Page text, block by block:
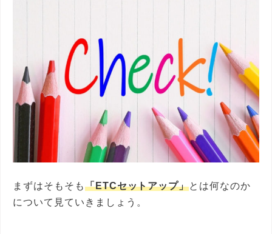
まずはそもそも「ETCセットアップ」とは何なのか
について見ていきましょう。